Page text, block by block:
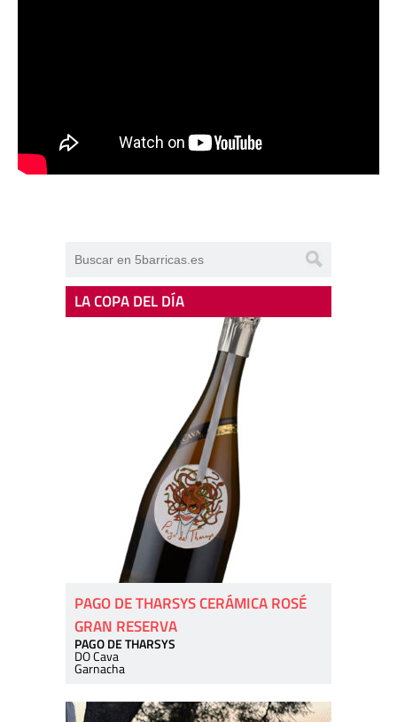
LA COPA DEL DÍA
PAGO DE THARSYS CERÁMICA ROSÉ
GRAN RESERVA
PAGO DE THARSYS
DO Cava
Garnacha